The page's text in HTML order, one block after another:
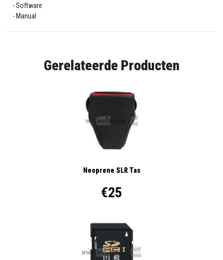
Software
Manual
Gerelateerde Producten
Neoprene SLR Tas
€25